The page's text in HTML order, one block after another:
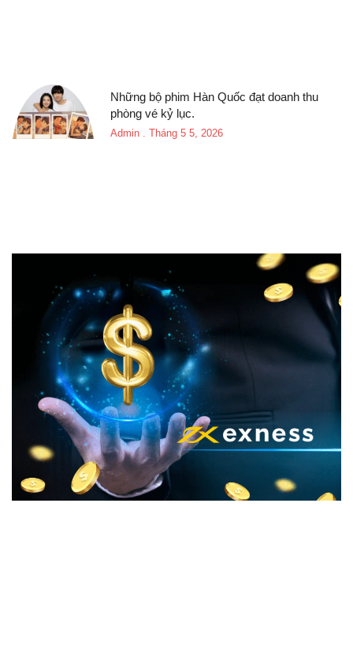
Những bộ phim Hàn Quốc đạt doanh thu
phòng vé kỷ lục.
Admin Tháng 5 5, 2026